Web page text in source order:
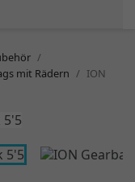
mit Rädern
ION